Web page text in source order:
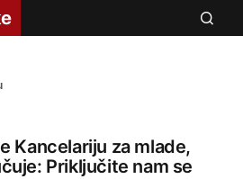
Kancelariju za mlade,
Priključite nam se